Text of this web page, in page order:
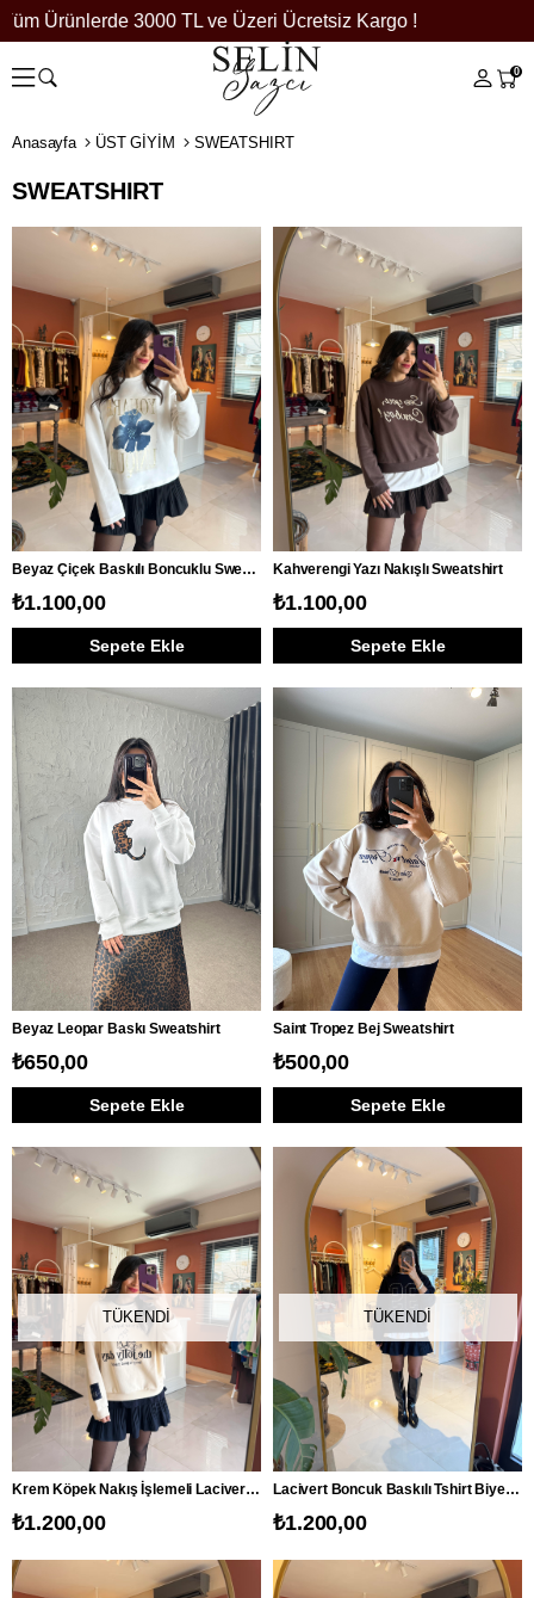
Ürünlerde 3000 TL ve Üzeri Ücretsiz Kargo !
0
Anasayfa ÜST GİYİM SWEATSHIRT
SWEATSHIRT
Beyaz Çiçek Baskılı Boncuklu Sweatshirt
₺1.100,00
Sepete Ekle
Kahverengi Yazı Nakışlı Sweatshirt
₺1.100,00
Sepete Ekle
Beyaz Leopar Baskı Sweatshirt
₺650,00
Sepete Ekle
Saint Tropez Bej Sweatshirt
₺500,00
Sepete Ekle
TÜKENDI
Krem Köpek Nakış İşlemeli Lacivert Tshirt Biyeli Sweatshirt
₺1.200,00
TÜKENDI
Lacivert Boncuk Baskılı Tshirt Biyeli Sweatshirt
₺1.200,00